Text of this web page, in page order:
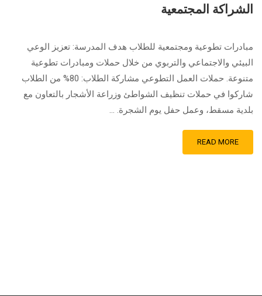
الشراكة المجتمعية
مبادرات تطوعية ومجتمعية للطلاب هدف المدرسة: تعزيز الوعي
البيئي والاجتماعي والتربوي من خلال حملات ومبادرات تطوعية
متنوعة. حملات العمل التطوعي مشاركة الطلاب: 80% من الطلاب
شاركوا في حملات تنظيف الشواطئ وزراعة الأشجار بالتعاون مع
بلدية مسقط، وعمل حفل يوم الشجرة. …
READ MORE